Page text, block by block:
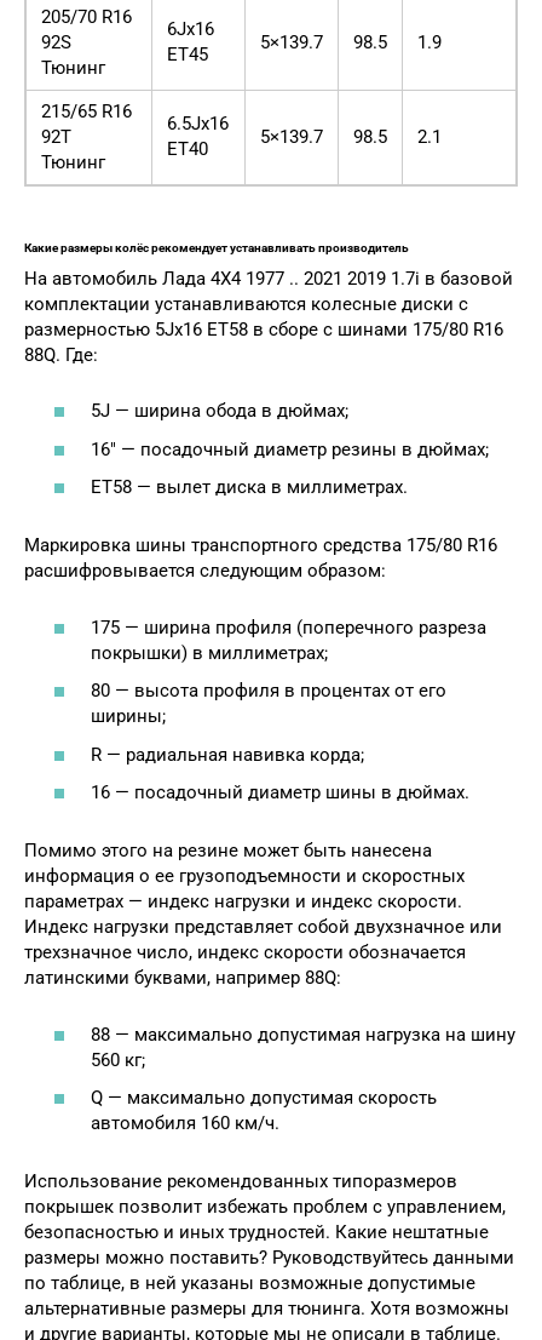
205/70 R16
92S
Тюнинг
6Jx16
ET45
5×139.7 98.5 1.9
215/65 R16
92T
Тюнинг
6.5Jx16
ET40
5×139.7 98.5 2.1
Какие размеры колёс рекомендует устанавливать производитель
На автомобиль Лада 4X4 1977 .. 2021 2019 1.7i в базовой
комплектации устанавливаются колесные диски с
размерностью 5Jx16 ET58 в сборе с шинами 175/80 R16
88Q. Где:
5J — ширина обода в дюймах;
16″ — посадочный диаметр резины в дюймах;
ET58 — вылет диска в миллиметрах.
Маркировка шины транспортного средства 175/80 R16
расшифровывается следующим образом:
175 — ширина профиля (поперечного разреза
покрышки) в миллиметрах;
80 — высота профиля в процентах от его
ширины;
R — радиальная навивка корда;
16 — посадочный диаметр шины в дюймах.
Помимо этого на резине может быть нанесена
информация о ее грузоподъемности и скоростных
параметрах — индекс нагрузки и индекс скорости.
Индекс нагрузки представляет собой двухзначное или
трехзначное число, индекс скорости обозначается
латинскими буквами, например 88Q:
88 — максимально допустимая нагрузка на шину
560 кг;
Q — максимально допустимая скорость
автомобиля 160 км/ч.
Использование рекомендованных типоразмеров
покрышек позволит избежать проблем с управлением,
безопасностью и иных трудностей. Какие нештатные
размеры можно поставить? Руководствуйтесь данными
по таблице, в ней указаны возможные допустимые
альтернативные размеры для тюнинга. Хотя возможны
и другие варианты, которые мы не описали в таблице.